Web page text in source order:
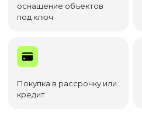
оснащение объектов
под ключ
Покупка в рассрочку или
кредит